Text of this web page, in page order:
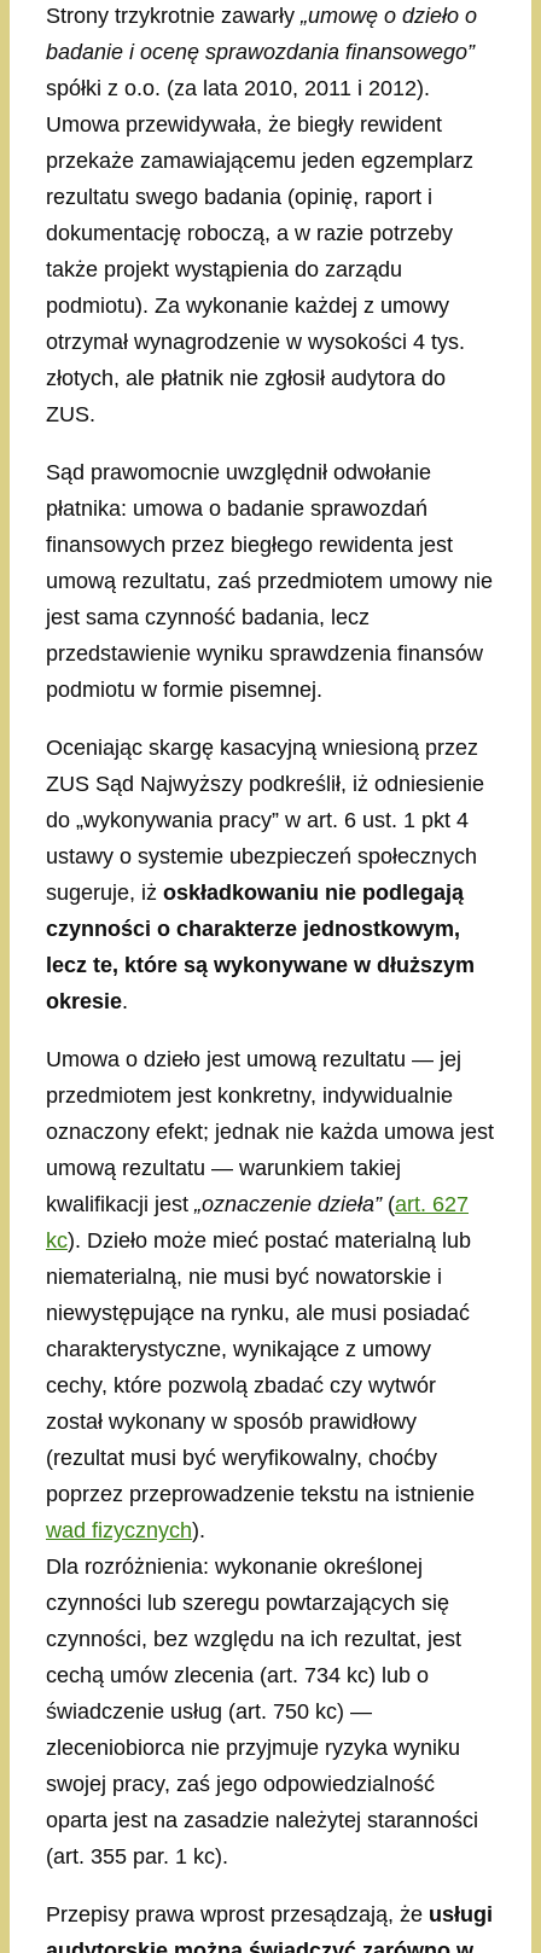
Strony trzykrotnie zawarły „umowę o dzieło o
badanie i ocenę sprawozdania finansowego”
spółki z o.o. (za lata 2010, 2011 i 2012).
Umowa przewidywała, że biegły rewident
przekaże zamawiającemu jeden egzemplarz
rezultatu swego badania (opinię, raport i
dokumentację roboczą, a w razie potrzeby
także projekt wystąpienia do zarządu
podmiotu). Za wykonanie każdej z umowy
otrzymał wynagrodzenie w wysokości 4 tys.
złotych, ale płatnik nie zgłosił audytora do
ZUS.
Sąd prawomocnie uwzględnił odwołanie
płatnika: umowa o badanie sprawozdań
finansowych przez biegłego rewidenta jest
umową rezultatu, zaś przedmiotem umowy nie
jest sama czynność badania, lecz
przedstawienie wyniku sprawdzenia finansów
podmiotu w formie pisemnej.
Oceniając skargę kasacyjną wniesioną przez
ZUS Sąd Najwyższy podkreślił, iż odniesienie
do „wykonywania pracy” w art. 6 ust. 1 pkt 4
ustawy o systemie ubezpieczeń społecznych
sugeruje, iż oskładkowaniu nie podlegają
czynności o charakterze jednostkowym,
lecz te, które są wykonywane w dłuższym
okresie.
Umowa o dzieło jest umową rezultatu — jej
przedmiotem jest konkretny, indywidualnie
oznaczony efekt; jednak nie każda umowa jest
umową rezultatu — warunkiem takiej
kwalifikacji jest „oznaczenie dzieła”(art. 627
kc). Dzieło może mieć postać materialną lub
niematerialną, nie musi być nowatorskie i
niewystępujące na rynku, ale musi posiadać
charakterystyczne, wynikające z umowy
cechy, które pozwolą zbadać czy wytwór
został wykonany w sposób prawidłowy
(rezultat musi być weryfikowalny, choćby
poprzez przeprowadzenie tekstu na istnienie
wad fizycznych).
Dla rozróżnienia: wykonanie określonej
czynności lub szeregu powtarzających się
czynności, bez względu na ich rezultat, jest
cechą umów zlecenia (art. 734 kc) lub o
świadczenie usług (art. 750 kc) —
zleceniobiorca nie przyjmuje ryzyka wyniku
swojej pracy, zaś jego odpowiedzialność
oparta jest na zasadzie należytej staranności
(art. 355 par. 1 kc).
Przepisy prawa wprost przesądzają, że usługi